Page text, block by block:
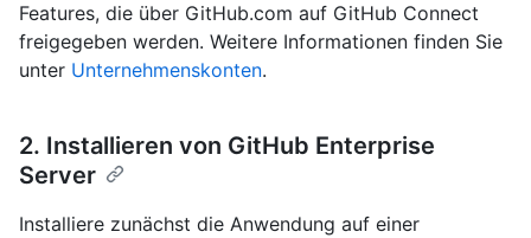
Features, die über GitHub.com auf GitHub Connect
freigegeben werden. Weitere Informationen finden Sie
unter Unternehmenskonten.
2. Installieren von GitHub Enterprise
Server
Installiere zunächst die Anwendung auf einer